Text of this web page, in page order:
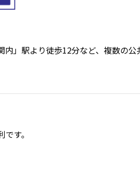
」駅より徒歩12分など、複数の公
す。